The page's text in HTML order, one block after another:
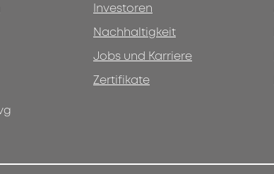
Investoren
Nachhaltigkeit
Jobs und Karriere
Zertifikate